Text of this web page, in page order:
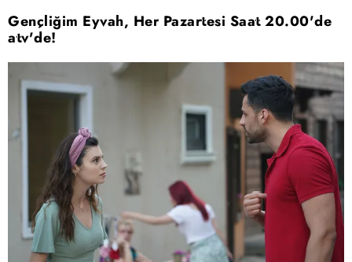
Gençliğim Eyvah, Her Pazartesi Saat 20.00'de
atv'de!